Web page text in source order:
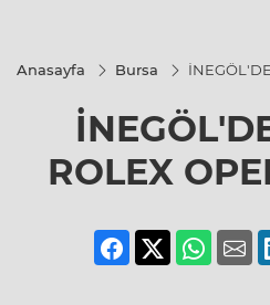
Anasayfa Bursa
İNEGÖL'DE
ROLEX